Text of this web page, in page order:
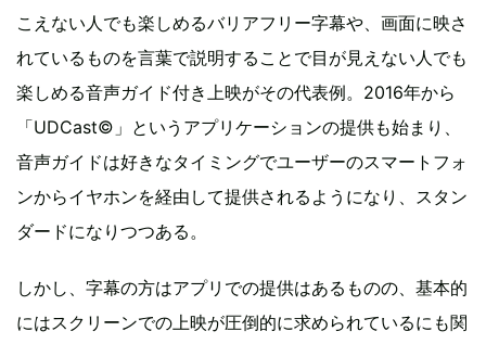
こえない人でも楽しめるバリアフリー字幕や、画面に映さ
れているものを言葉で説明することで目が見えない人でも
楽しめる音声ガイド付き上映がその代表例。2016年から
「UDCast©」というアプリケーションの提供も始まり、
音声ガイドは好きなタイミングでユーザーのスマートフォ
ンからイヤホンを経由して提供されるようになり、スタン
ダードになりつつある。
しかし、字幕の方はアプリでの提供はあるものの、基本的
にはスクリーンでの上映が圧倒的に求められているにも関